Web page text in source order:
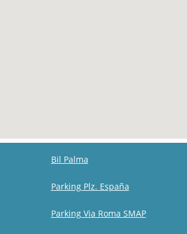
Bil Palma
Parking Plz. España
Parking Via Roma SMAP